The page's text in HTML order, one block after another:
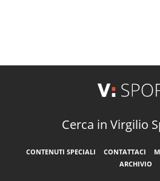
Cerca in Virgilio
CONTENUTI SPECIALI CONTATTACI
ARCHIVIO